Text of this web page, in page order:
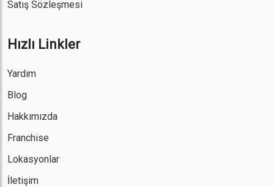
Satış Sözleşmesi
Hızlı Linkler
Yardım
Blog
Hakkımızda
Franchise
Lokasyonlar
İletişim